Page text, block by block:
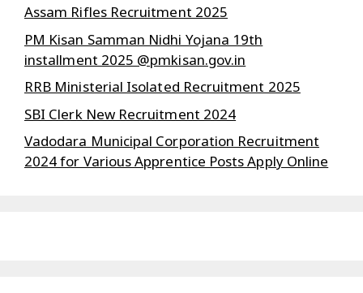
Assam Rifles Recruitment 2025
PM Kisan Samman Nidhi Yojana 19th
installment 2025 @pmkisan.gov.in
RRB Ministerial Isolated Recruitment 2025
SBI Clerk New Recruitment 2024
Vadodara Municipal Corporation Recruitment
2024 for Various Apprentice Posts Apply Online